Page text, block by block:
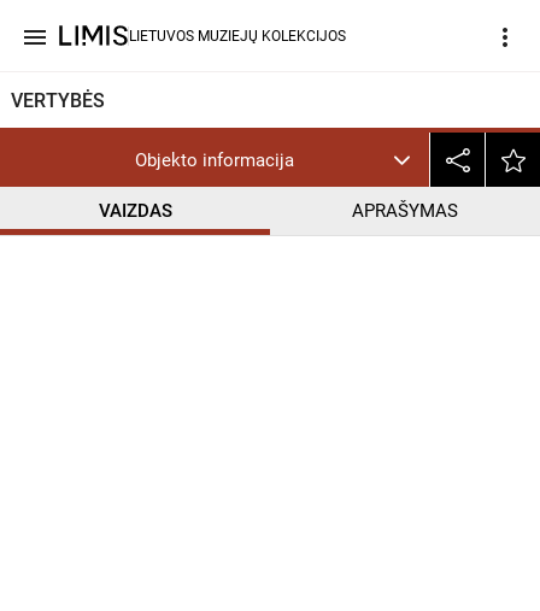
menu LIETUVOS MUZIEJŲ KOLEKCIJOS more_vert
VERTYBĖS
Objekto informacija
VAIZDAS APRAŠYMAS